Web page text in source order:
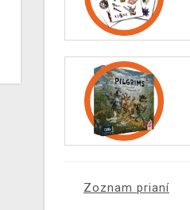
Zoznam prianí